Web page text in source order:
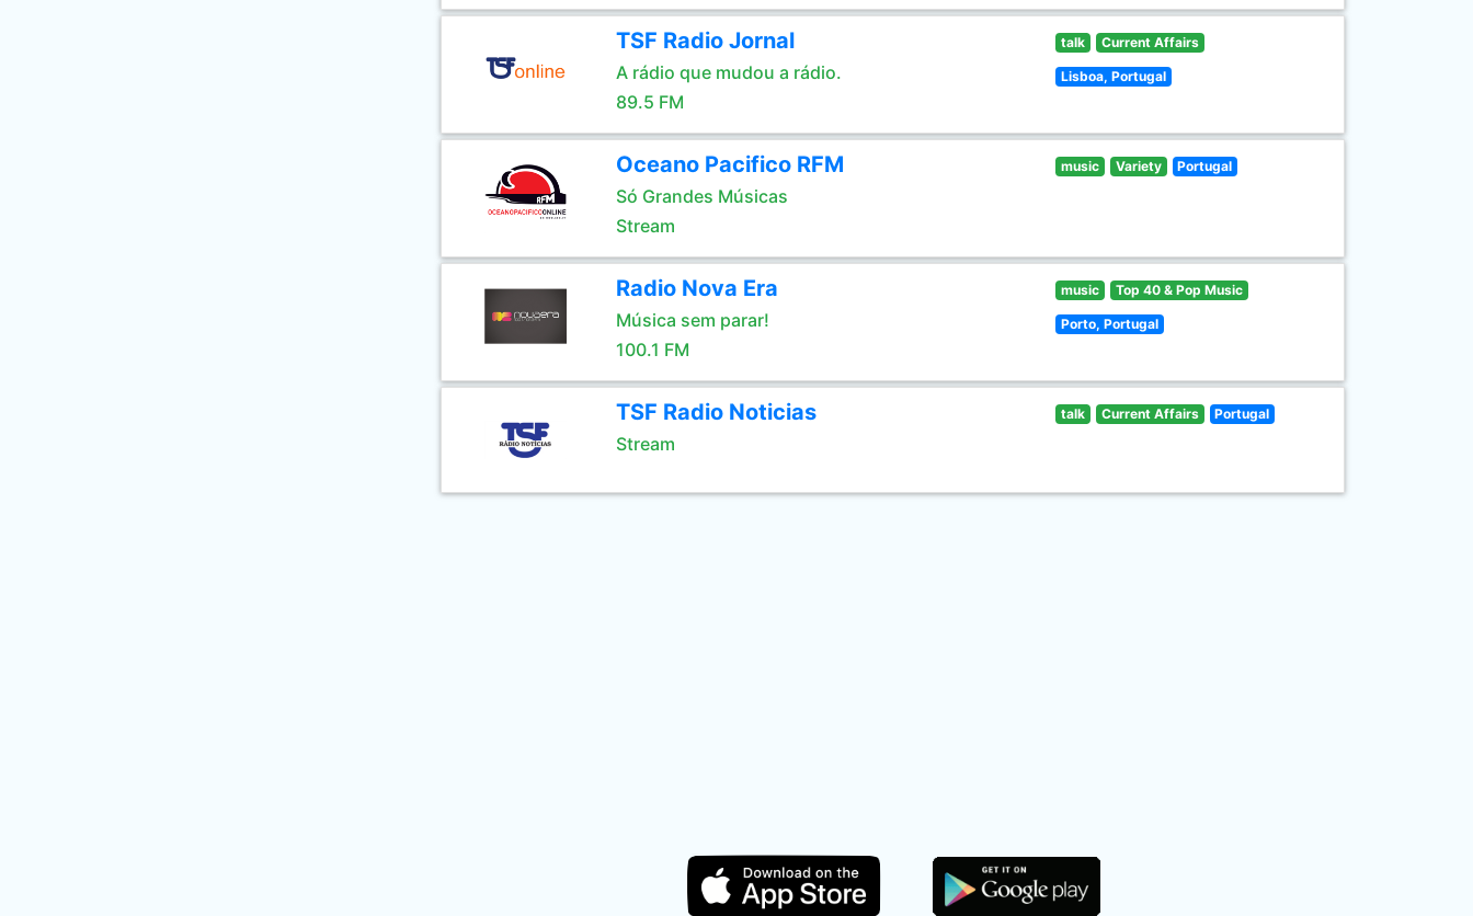
TSF Radio Jornal
A rádio que mudou a rádio.
89.5 FM
talk Current Affairs
Lisboa, Portugal
Oceano Pacifico RFM
Só Grandes Músicas
Stream
music Variety Portugal
Radio Nova Era
Música sem parar!
100.1 FM
music Top 40 & Pop Music
Porto, Portugal
TSF Radio Noticias
Stream
talk Current Affairs Portugal